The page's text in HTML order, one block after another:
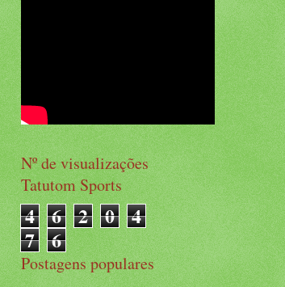
Nº de visualizações
Tatutom Sports
4 6 2 0 4
7 6
Postagens populares